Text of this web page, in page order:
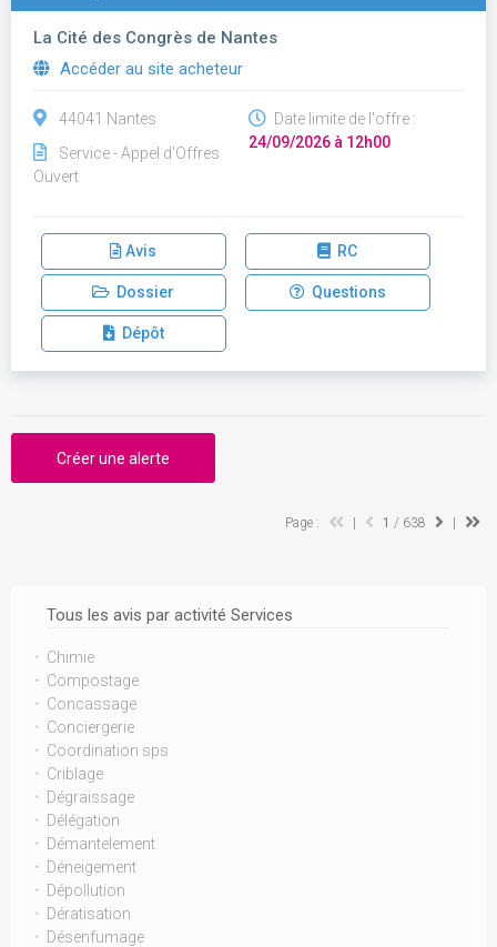
Tous les avis par activité Services
Chimie
Compostage
Concassage
Conciergerie
Coordination sps
Criblage
Dégraissage
Délégation
Démantelement
Déneigement
Dépollution
Dératisation
Désenfumage
La Cité des Congrès de Nantes
Accéder au site acheteur
44041 Nantes
Service - Appel d'Offres
Ouvert
Date limite de l'offre :
24/09/2026 à 12h00
Avis RC
Dossier Questions
Dépôt
Créer une alerte
Page : 1 / 638